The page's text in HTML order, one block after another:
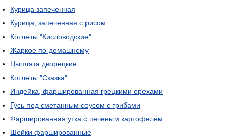
Курица запеченная
Курица, запеченная с рисом
Котлеты "Кисловодские"
Жаркое по-домашнему
Цыплята дворецкие
Котлеты "Сказка"
Индейка, фаршированная грецкими орехами
Гусь под сметанным соусом с грибами
Фаршированная утка с печеным картофелем
Шейки фаршированные